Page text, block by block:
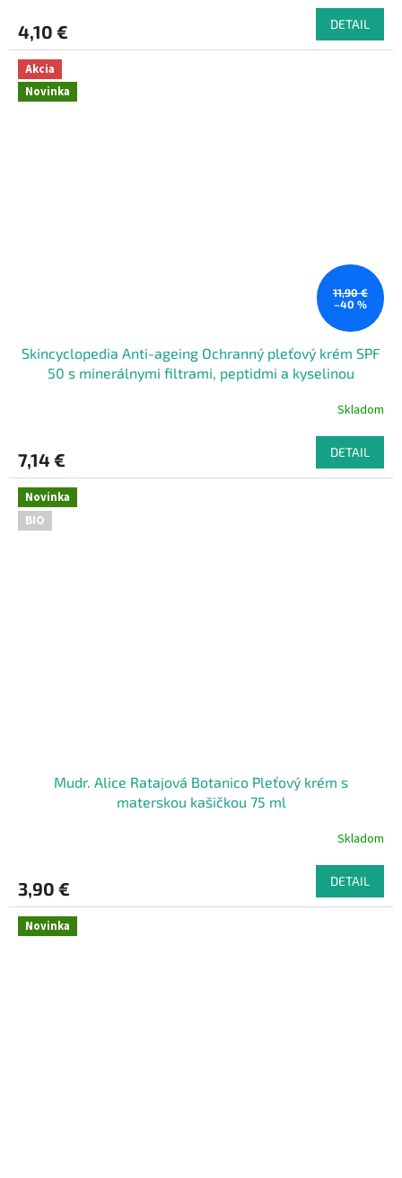
4,10 € DETAIL
Akcia
Novinka
11,90 €
–40 %
Skincyclopedia Anti-ageing Ochranný pleťový krém SPF
50 s minerálnymi filtrami, peptidmi a kyselinou
Skladom
7,14 € DETAIL
Novinka
BIO
Mudr. Alice Ratajová Botanico Pleťový krém s
materskou kašičkou 75 ml
Skladom
3,90 € DETAIL
Novinka